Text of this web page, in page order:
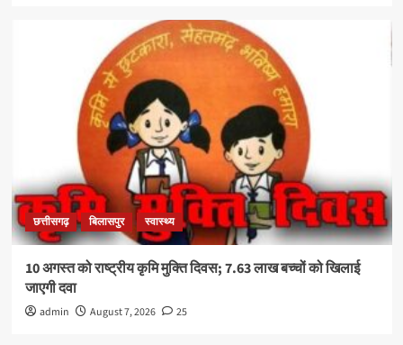
छत्तीसगढ़ बिलासपुर स्वास्थ्य
10 अगस्त को राष्ट्रीय कृमि मुक्ति दिवस; 7.63 लाख बच्चों को खिलाई
जाएगी दवा
admin August 7, 2026 25